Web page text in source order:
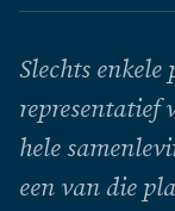
Slechts
representatief
hele
een van die